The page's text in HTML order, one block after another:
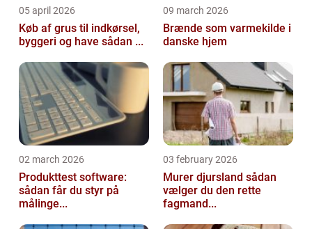
05 april 2026
Køb af grus til indkørsel,
byggeri og have sådan ...
09 march 2026
Brænde som varmekilde i
danske hjem
02 march 2026
Produkttest software:
sådan får du styr på
målinge...
03 february 2026
Murer djursland sådan
vælger du den rette
fagmand...